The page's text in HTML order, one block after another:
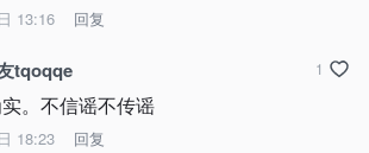
13:16 回复
tqoqqe
。不信谣不传谣
18:23 回复
1